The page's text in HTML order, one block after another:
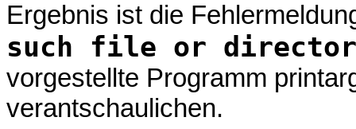
Ergebnis ist die
such file or
vorgestellte Programm
verantschaulichen.